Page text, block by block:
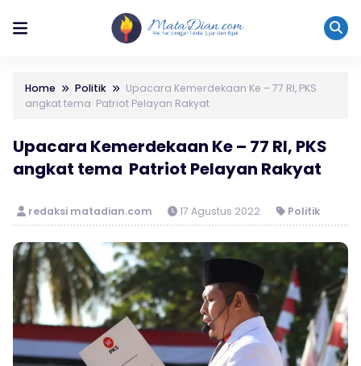
Home Politik
Upacara Kemerdekaan Ke – 77 RI, PKS
angkat tema Patriot Pelayan Rakyat
Upacara Kemerdekaan Ke – 77 RI, PKS
angkat tema Patriot Pelayan Rakyat
redaksi matadian.com 17 Agustus 2022 Politik